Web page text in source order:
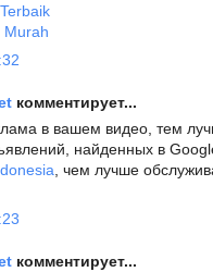
Murah
комментирует...
в вашем видео, тем
найденных в
, чем лучше
комментирует...